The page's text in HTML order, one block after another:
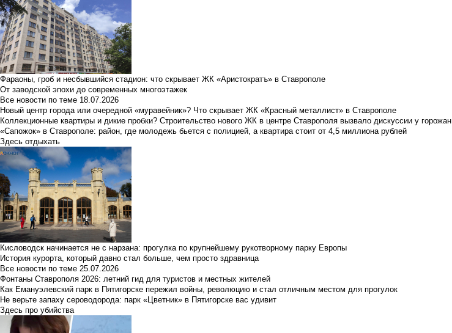
Фараоны, гроб и несбывшийся стадион: что скрывает ЖК «Аристократъ» в Ставрополе
От заводской эпохи до современных многоэтажек
Все новости по теме 18.07.2026
Новый центр города или очередной «муравейник»? Что скрывает ЖК «Красный металлист» в Ставрополе
Коллекционные квартиры и дикие пробки? Строительство нового ЖК в центре Ставрополя вызвало дискуссии у горожан
«Сапожок» в Ставрополе: район, где молодежь бьется с полицией, а квартира стоит от 4,5 миллиона рублей
Здесь отдыхать
Кисловодск начинается не с нарзана: прогулка по крупнейшему рукотворному парку Европы
История курорта, который давно стал больше, чем просто здравница
Все новости по теме 25.07.2026
Фонтаны Ставрополя 2026: летний гид для туристов и местных жителей
Как Емануэлевский парк в Пятигорске пережил войны, революцию и стал отличным местом для прогулок
Не верьте запаху сероводорода: парк «Цветник» в Пятигорске вас удивит
Здесь про убийства